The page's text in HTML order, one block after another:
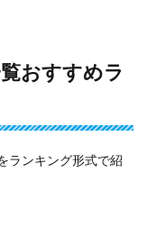
おすすめラ
ランキング形式で紹